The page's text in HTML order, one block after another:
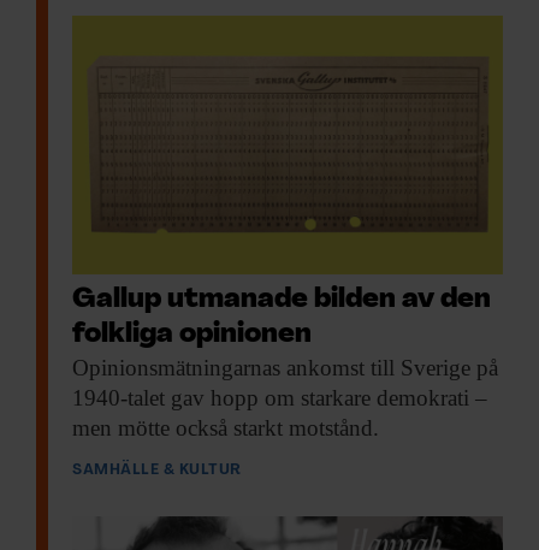
Gallup utmanade bilden av den
folkliga opinionen
Opinionsmätningarnas ankomst till Sverige på
1940-talet gav hopp om starkare demokrati –
men mötte också starkt motstånd.
SAMHÄLLE & KULTUR